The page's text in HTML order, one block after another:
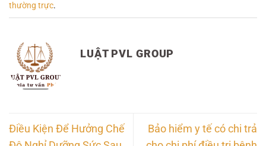
thường trực.
LUẬT PVL GROUP
Điều Kiện Để Hưởng Chế
Bảo hiểm y tế có chi trả